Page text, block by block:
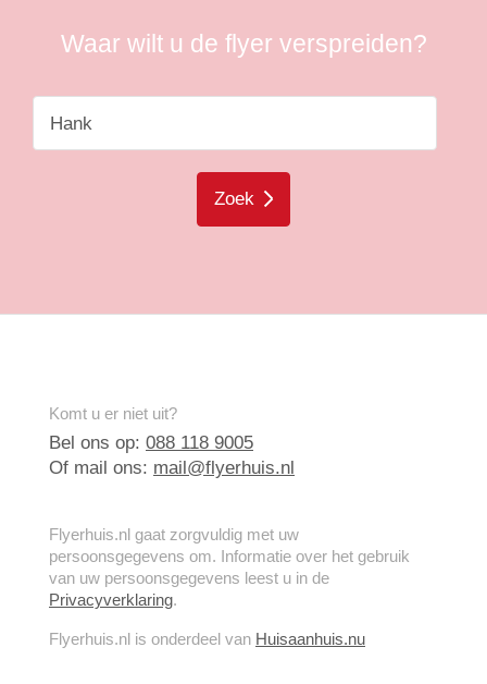
Waar wilt u de flyer verspreiden?
Zoek
Komt u er niet uit?
Bel ons op: 088 118 9005
Of mail ons: mail@flyerhuis.nl
Flyerhuis.nl gaat zorgvuldig met uw
persoonsgegevens om. Informatie over het gebruik
van uw persoonsgegevens leest u in de
Privacyverklaring.
Flyerhuis.nl is onderdeel van Huisaanhuis.nu